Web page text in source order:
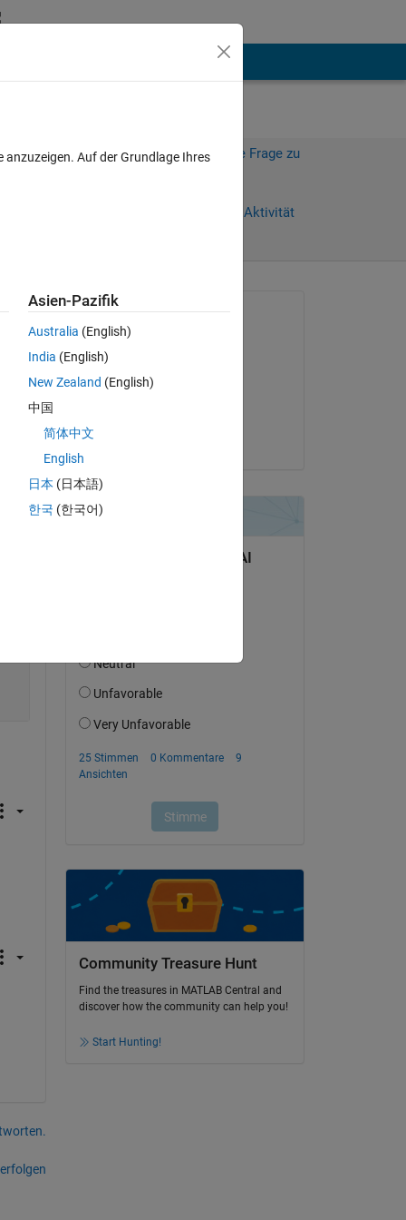
Melden Sie sich an, um diese Frage zu
Anmelden, um Aktivität
Bran
am 4 Mär. 2014
am 4 Mär. 2014
Community Treasure Hunt
Find the treasures in MATLAB Central and
discover how the community can help you!
Start Hunting!
Auf der Grundlage Ihres
Asien-Pazifik
Australia (English)
India (English)
New Zealand (English)
中国
简体中文
English
日本 (日本語)
한국 (한국어)